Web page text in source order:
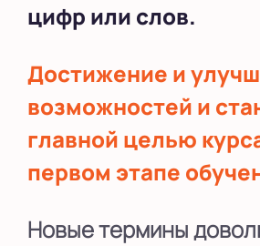
цифр или слов.
Достижение и
возможностей и
главной целью
первом этапе
Новые термины